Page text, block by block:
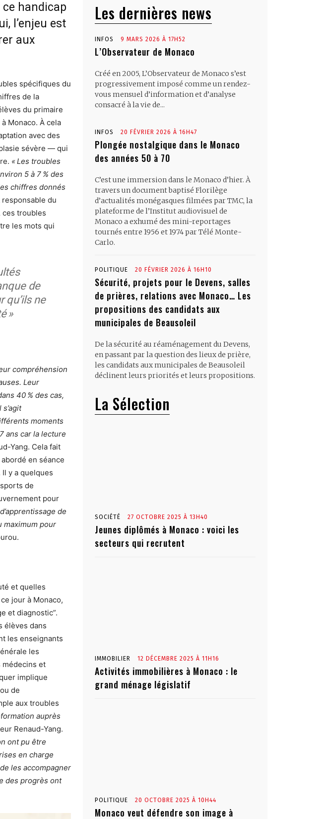
ce handicap
l’enjeu est
aux
spécifiques du
de la
du primaire
Monaco. À cela
avec des
sévère — qui
« Les troubles
5 à 7 % des
chiffres donnés
du
ces troubles
les mots qui
de
qu’ils ne
»
compréhension
Leur
40 % des cas,
moments
ans car la lecture
Yang. Cela fait
en séance
y a quelques
de
pour
de
maximum pour
et quelles
jour à Monaco,
et diagnostic”.
élèves dans
les enseignants
les
médecins et
implique
de
aux troubles
auprès
Renaud-Yang.
ont pu être
en charge
les accompagner
des progrès ont
Les dernières news
INFOS 9 MARS 2026 À 17H52
L’Observateur de Monaco
Créé en 2005, L’Observateur de Monaco s’est
progressivement imposé comme un rendez-
vous mensuel d’information et d’analyse
consacré à la vie de...
INFOS 20 FÉVRIER 2026 À 16H47
Plongée nostalgique dans le Monaco
des années 50 à 70
C’est une immersion dans le Monaco d’hier. À
travers un document baptisé Florilège
d’actualités monégasques filmées par TMC, la
plateforme de l’Institut audiovisuel de
Monaco a exhumé des mini-reportages
tournés entre 1956 et 1974 par Télé Monte-
Carlo.
POLITIQUE 20 FÉVRIER 2026 À 16H10
Sécurité, projets pour le Devens, salles
de prières, relations avec Monaco… Les
propositions des candidats aux
municipales de Beausoleil
De la sécurité au réaménagement du Devens,
en passant par la question des lieux de prière,
les candidats aux municipales de Beausoleil
déclinent leurs priorités et leurs propositions.
La Sélection
SOCIÉTÉ 27 OCTOBRE 2025 À 13H40
Jeunes diplômés à Monaco : voici les
secteurs qui recrutent
IMMOBILIER 12 DÉCEMBRE 2025 À 11H16
Activités immobilières à Monaco : le
grand ménage législatif
POLITIQUE 20 OCTOBRE 2025 À 10H44
Monaco veut défendre son image à